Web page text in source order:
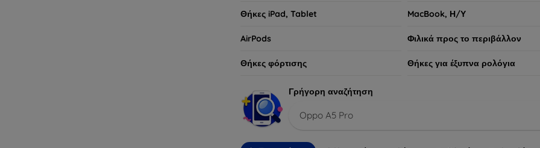
Θήκες iPad, Tablet MacBook, Η/Υ
AirPods Φιλικά προς το περιβάλλον
Θήκες φόρτισης Θήκες για έξυπνα ρολόγια
Γρήγορη αναζήτηση
Oppo A5 Pro